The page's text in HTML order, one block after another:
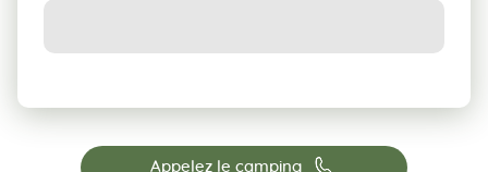
Appelez le camping